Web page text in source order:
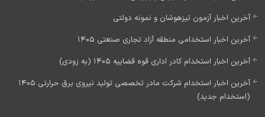
آخرین اخبار آزمون تیزهوشان و نمونه دولتی
آخرین اخبار استخدامی منطقه آزاد تجاری صنعتی 1405
آخرین اخبار استخدام کادر اداری قوه قضاییه 1405 (به زودی)
آخرین اخبار استخدام شرکت مادر تخصصی تولید نیروی برق حرارتی 1405
(استخدام جدید)